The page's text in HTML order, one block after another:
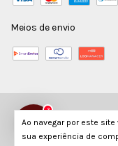
Ao navegar por este site
sua experiência de
Meios de envio
2